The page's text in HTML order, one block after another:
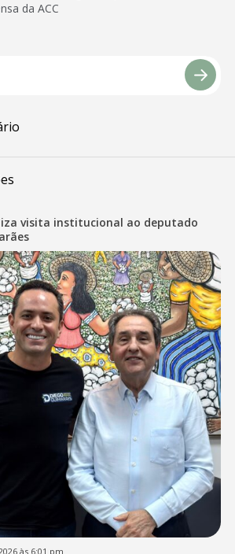
da ACC
visita institucional ao deputado
às 6:01 pm